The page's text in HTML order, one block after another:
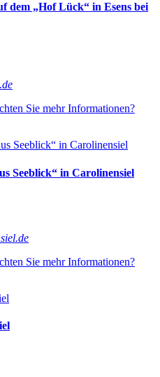
dem „Hof Lück“ in Esens bei
Sie mehr Informationen?
Seeblick“ in Carolinensiel
Sie mehr Informationen?